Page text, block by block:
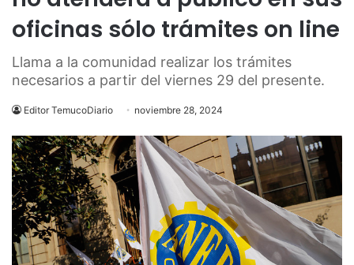
oficinas sólo trámites on line
Llama a la comunidad realizar los trámites
necesarios a partir del viernes 29 del presente.
Editor TemucoDiario noviembre 28, 2024